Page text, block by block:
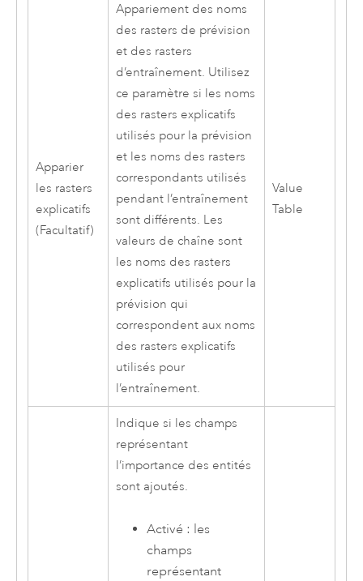
Apparier
les rasters
explicatifs
(Facultatif)
Appariement des noms
des rasters de prévision
et des rasters
d’entraînement. Utilisez
ce paramètre si les noms
des rasters explicatifs
utilisés pour la prévision
et les noms des rasters
correspondants utilisés
pendant l’entraînement
sont différents. Les
valeurs de chaîne sont
les noms des rasters
explicatifs utilisés pour la
prévision qui
correspondent aux noms
des rasters explicatifs
utilisés pour
l’entraînement.
Value
Table
Indique si les champs
représentant
l’importance des entités
sont ajoutés.
Activé : les
champs
représentant